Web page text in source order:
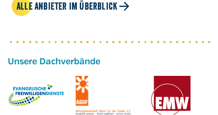
ALLE ANBIETER IM ÜBERBLICK